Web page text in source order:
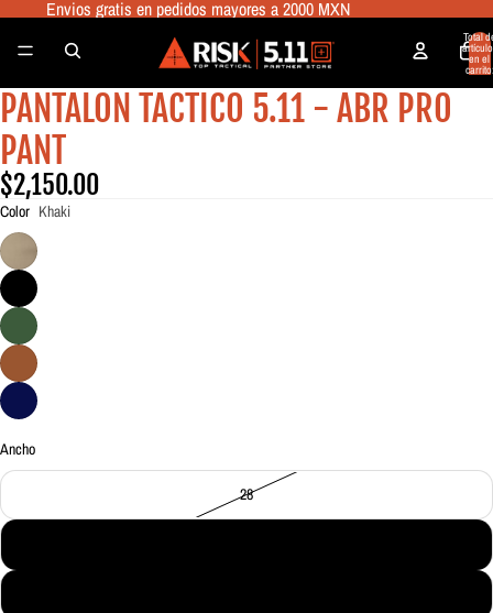
Envios gratis en pedidos mayores a 2000 MXN
Total
en el
carrito:
Abrir
imagen
pantalla
completa
Abrir
imagen
pantalla
completa
Abrir
imagen
pantalla
completa
Abrir
imagen
pantalla
completa
Abrir
imagen
pantalla
completa
Abrir
imagen
pantalla
completa
PANTALON TACTICO 5.11 - ABR PRO
PANT
$2,150.00
Color Khaki
Ancho
28